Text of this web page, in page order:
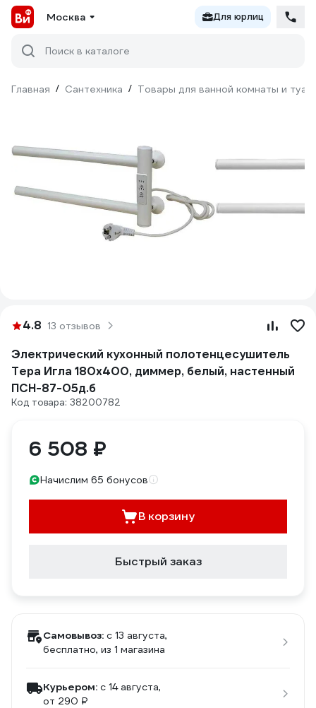
Москва Для юрлиц
Поиск в каталоге
Главная / Сантехника / Товары для ванной комнаты и
4.8 13 отзывов
Электрический кухонный полотенцесушитель
Тера Игла 180x400, диммер, белый, настенный
ПСН-87-05д.б
Код товара: 38200782
6 508 ₽
Начислим 65 бонусов
В корзину
Быстрый заказ
Самовывоз: c 13 августа,
бесплатно, из 1 магазина
Курьером: c 14 августа,
от 290 ₽